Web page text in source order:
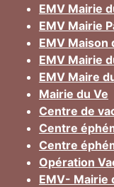
EMV Mairie
EMV Mairie
EMV Maison
EMV Mairie
EMV Maire
Mairie du Ve
Centre de
Centre
Centre
Opération
EMV- Mairie